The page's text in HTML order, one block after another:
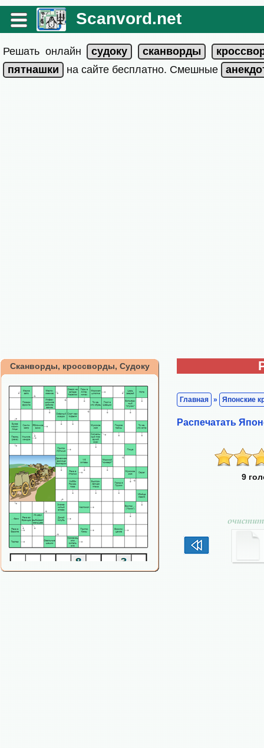
Scanvord.net
Решать онлайн
на сайте бесплатно. Смешные
Сканворды, кроссворды, Судоку
Главная » Японские
Распечатать
9